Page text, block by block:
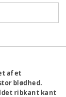
af et
blødhed.
ribkant kant